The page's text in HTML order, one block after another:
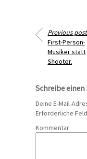
Previous post
First-Person-
Musiker statt
Shooter.
Schreibe
Deine E-Mail-
Erforderliche
Kommentar